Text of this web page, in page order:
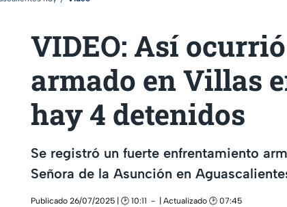
VIDEO: Así
armado en Villas
hay 4 detenidos
Se registró un fuerte enfrentamiento
Señora de la Asunción en
Publicado 26/07/2025 | 🕑 10:11
| Actualizado 🕑 07:45